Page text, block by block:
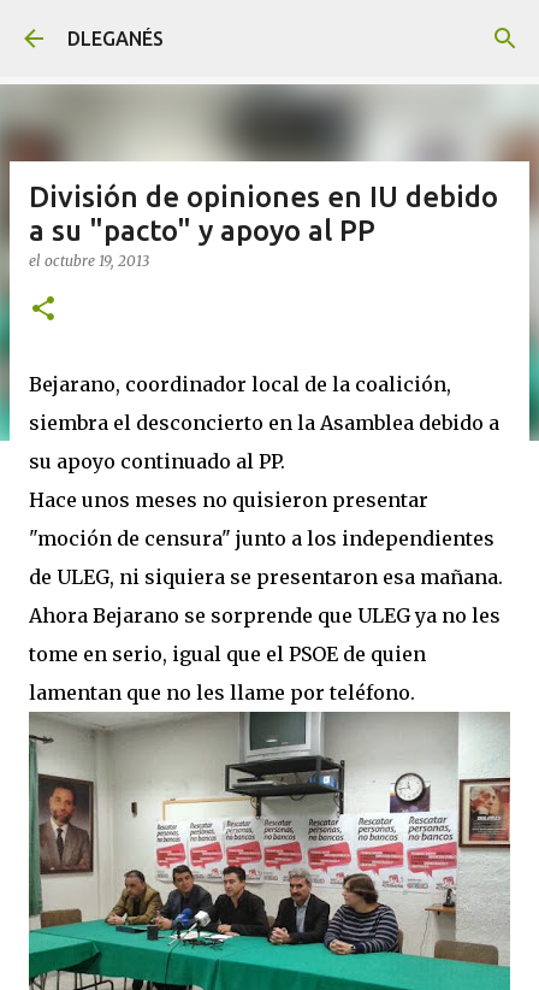
DLEGANÉS
División de opiniones en IU debido
a su "pacto" y apoyo al PP
el octubre 19, 2013
Bejarano, coordinador local de la coalición,
siembra el desconcierto en la Asamblea debido a
su apoyo continuado al PP.
Hace unos meses no quisieron presentar
"moción de censura" junto a los independientes
de ULEG, ni siquiera se presentaron esa mañana.
Ahora Bejarano se sorprende que ULEG ya no les
tome en serio, igual que el PSOE de quien
lamentan que no les llame por teléfono.